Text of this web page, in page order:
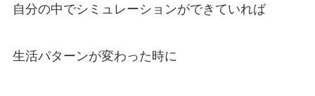
自分の中でシミュレーションができていれば
生活パターンが変わった時に